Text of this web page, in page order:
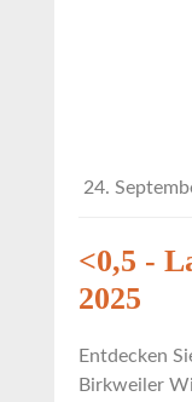
24.
<0,5 -
2025
Entdecken
Birkweiler